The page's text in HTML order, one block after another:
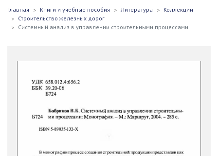
Главная Книги и учебные пособия Литература
Коллекции
Строительство железных дорог
Системный анализ в управлении строительными процессами